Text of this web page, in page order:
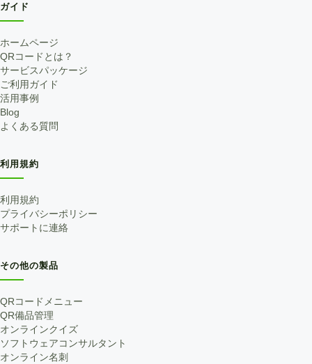
ガイド
ホームページ
QRコードとは？
サービスパッケージ
ご利用ガイド
活用事例
Blog
よくある質問
利用規約
利用規約
プライバシーポリシー
サポートに連絡
その他の製品
QRコードメニュー
QR備品管理
オンラインクイズ
ソフトウェアコンサルタント
オンライン名刺